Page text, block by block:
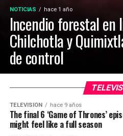
NOTICIAS hace 1 año
Incendio forestal en
Chilchotla y
de control
TELEVISIÓN hace 9 años
The final 6 ‘Game of Thrones’
might feel like a full season